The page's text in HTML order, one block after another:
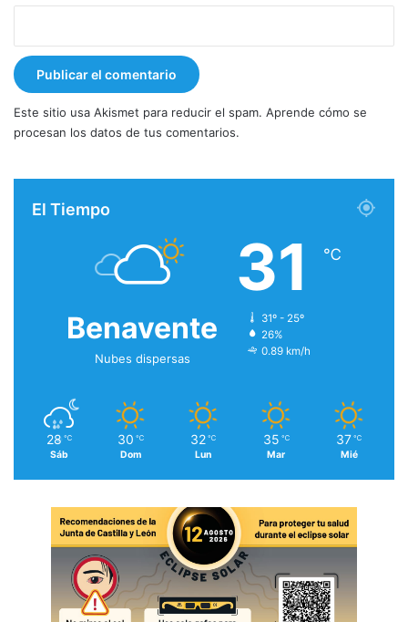
Este sitio usa Akismet para reducir el spam. Aprende cómo se
procesan los datos de tus comentarios.
El Tiempo
Benavente
Nubes dispersas
31 ℃
31º - 25º
26%
0.89 km/h
28 ℃
Sáb
30 ℃
Dom
32 ℃
Lun
35 ℃
Mar
37 ℃
Mié